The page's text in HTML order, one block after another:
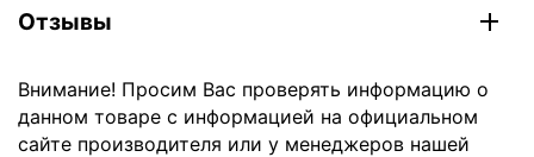
Отзывы
Внимание! Просим Вас проверять информацию о
данном товаре с информацией на официальном
сайте производителя или у менеджеров нашей